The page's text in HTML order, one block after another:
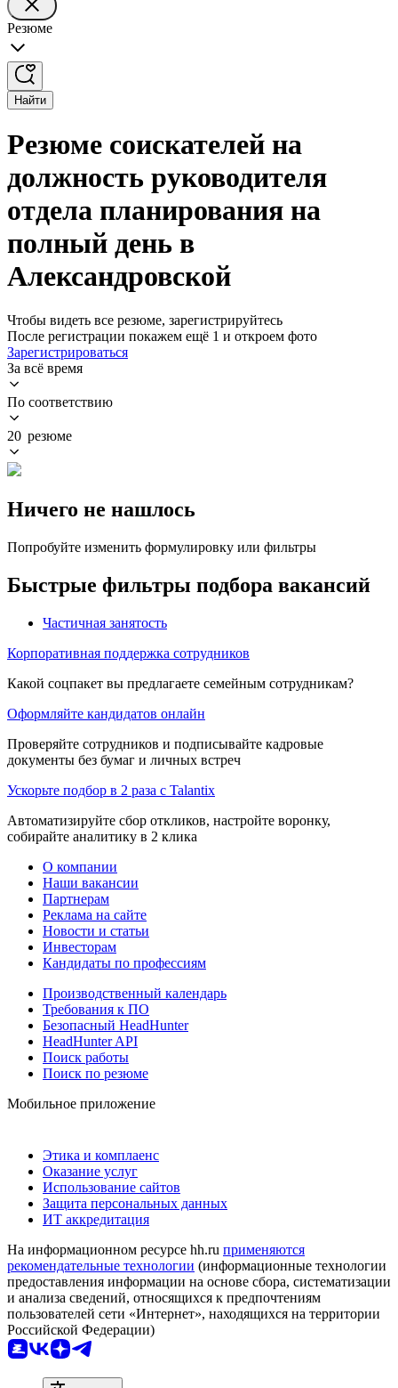
Резюме
Найти
Резюме соискателей на
должность руководителя
отдела планирования на
полный день в
Александровской
Чтобы видеть все резюме, зарегистрируйтесь
После регистрации покажем ещё 1 и откроем фото
Зарегистрироваться
За всё время
По соответствию
20 резюме
Ничего не нашлось
Попробуйте изменить формулировку или фильтры
Быстрые фильтры подбора вакансий
Частичная занятость
Корпоративная поддержка сотрудников
Какой соцпакет вы предлагаете семейным сотрудникам?
Оформляйте кандидатов онлайн
Проверяйте сотрудников и подписывайте кадровые
документы без бумаг и личных встреч
Ускорьте подбор в 2 раза с Talantix
Автоматизируйте сбор откликов, настройте воронку,
собирайте аналитику в 2 клика
О компании
Наши вакансии
Партнерам
Реклама на сайте
Новости и статьи
Инвесторам
Кандидаты по профессиям
Производственный календарь
Требования к ПО
Безопасный HeadHunter
HeadHunter API
Поиск работы
Поиск по резюме
Мобильное приложение
Этика и комплаенс
Оказание услуг
Использование сайтов
Защита персональных данных
ИТ аккредитация
На информационном ресурсе hh.ru применяются
рекомендательные технологии (информационные технологии
предоставления информации на основе сбора, систематизации
и анализа сведений, относящихся к предпочтениям
пользователей сети «Интернет», находящихся на территории
Российской Федерации)